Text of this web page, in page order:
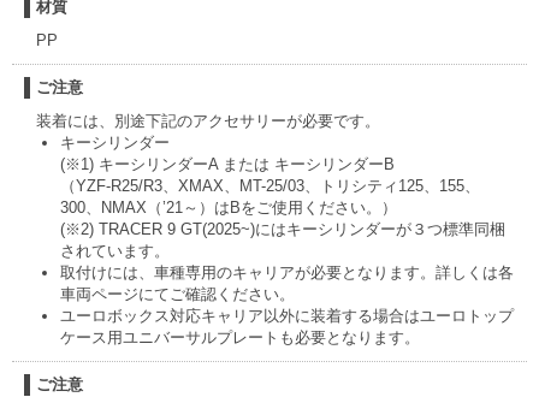
材質
PP
ご注意
装着には、別途下記のアクセサリーが必要です。
キーシリンダー
(※1) キーシリンダーA または キーシリンダーB
（YZF-R25/R3、XMAX、MT-25/03、トリシティ125、155、
300、NMAX（’21～）はBをご使用ください。）
(※2) TRACER 9 GT(2025~)にはキーシリンダーが３つ標準同梱
されています。
取付けには、車種専用のキャリアが必要となります。詳しくは各
車両ページにてご確認ください。
ユーロボックス対応キャリア以外に装着する場合はユーロトップ
ケース用ユニバーサルプレートも必要となります。
ご注意